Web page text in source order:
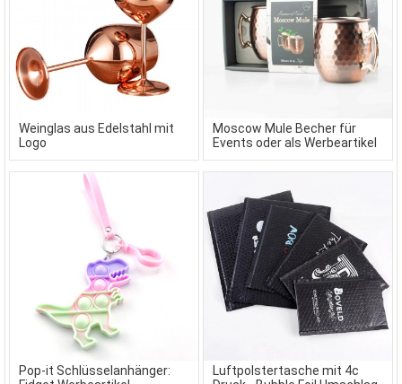
Weinglas aus Edelstahl mit
Logo
Moscow Mule Becher für
Events oder als Werbeartikel
Pop-it Schlüsselanhänger:
Luftpolstertasche mit 4c